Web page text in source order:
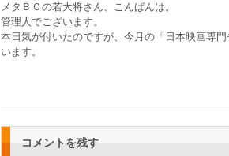
メタＢＯの若大将さん、こんばんは。
管理人でございます。
本日気が付いたのですが、今月の「日本映画専
います。
コメントを残す